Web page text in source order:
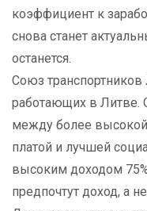
коэффициент к
снова станет
останется.
Союз
работающих в Литве.
между более
платой и лучшей
высоким доходом
предпочтут доход, а